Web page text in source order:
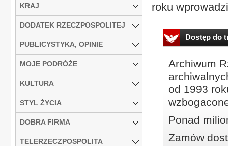
roku
Dostęp do
Archiwum
od 1993
Ponad
Zamów
KRAJ
DODATEK RZECZPOSPOLITEJ
PUBLICYSTYKA, OPINIE
MOJE PODRÓŻE
KULTURA
STYL ŻYCIA
DOBRA FIRMA
TELERZECZPOSPOLITA